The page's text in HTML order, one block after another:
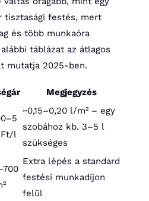
tisztasági festés, mert
és több munkaóra
táblázat az átlagos
mutatja 2025-ben.
Megjegyzés
Ft/l
~0,15–0,20 l/m² – egy
szobához kb. 3–5 l
szükséges
Extra lépés a standard
festési munkadíjon
felül